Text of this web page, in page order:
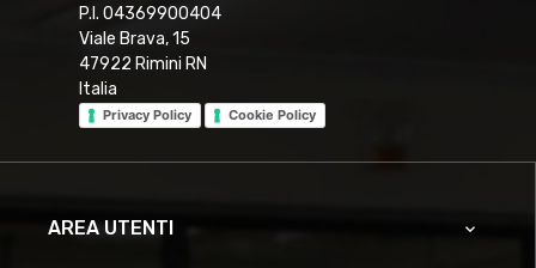
P.I. 04369900404
Viale Brava, 15
47922 Rimini RN
Italia
Privacy Policy Cookie Policy
AREA UTENTI 